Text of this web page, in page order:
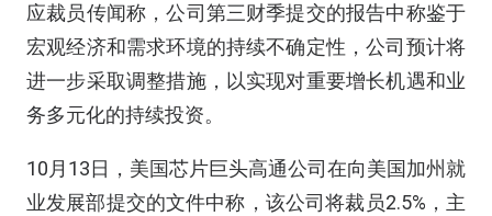
应裁员传闻称，公司第三财季提交的报告中称鉴于
宏观经济和需求环境的持续不确定性，公司预计将
进一步采取调整措施，以实现对重要增长机遇和业
务多元化的持续投资。
10月13日，美国芯片巨头高通公司在向美国加州就
业发展部提交的文件中称，该公司将裁员2.5%，主